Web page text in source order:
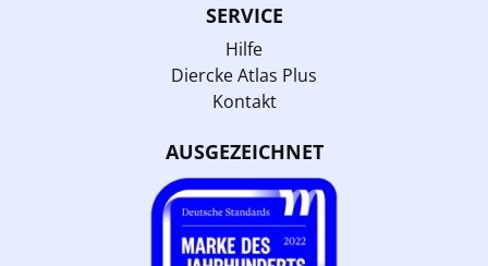
SERVICE
Hilfe
Diercke Atlas Plus
Kontakt
AUSGEZEICHNET